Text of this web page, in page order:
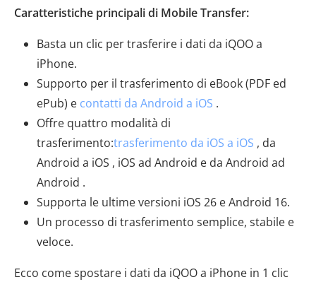
Caratteristiche principali di Mobile Transfer:
Basta un clic per trasferire i dati da iQOO a
iPhone.
Supporto per il trasferimento di eBook (PDF ed
ePub) e contatti da Android a iOS .
Offre quattro modalità di
trasferimento:trasferimento da iOS a iOS , da
Android a iOS , iOS ad Android e da Android ad
Android .
Supporta le ultime versioni iOS 26 e Android 16.
Un processo di trasferimento semplice, stabile e
veloce.
Ecco come spostare i dati da iQOO a iPhone in 1 clic